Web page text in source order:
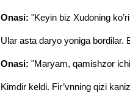
Onasi: "Keyin biz Xudoning
Ular asta daryo yoniga bordilar.
Onasi: "Maryam, qamishzor
Kimdir keldi. Fir’vnning qizi